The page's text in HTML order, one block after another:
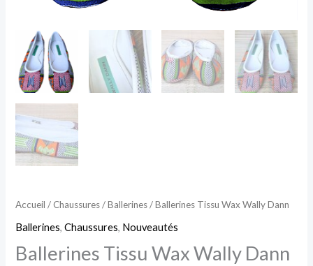
Accueil / Chaussures/Ballerines/ Ballerines Tissu Wax Wally Dann
Ballerines,Chaussures, Nouveautés
Ballerines Tissu Wax Wally Dann